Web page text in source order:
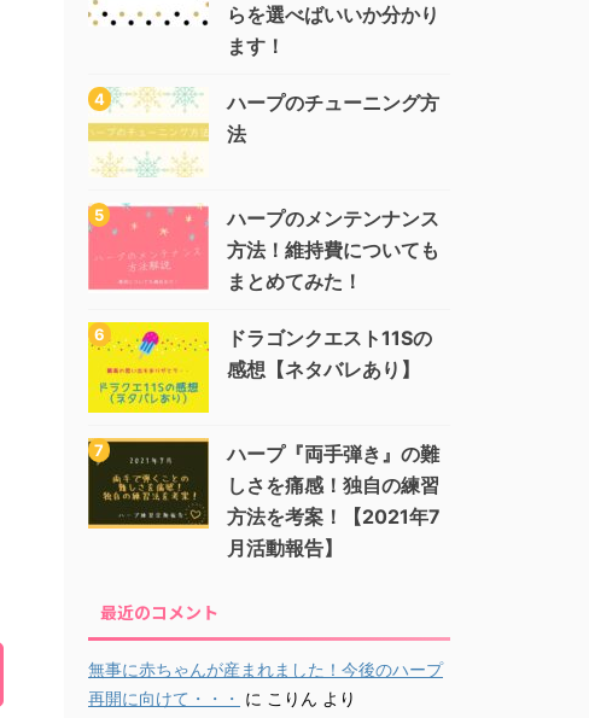
らを選べばいいか分かり
ます！
ハープのチューニング方
法
ハープのメンテンナンス
方法！維持費についても
まとめてみた！
ドラゴンクエスト11Sの
感想【ネタバレあり】
ハープ『両手弾き』の難
しさを痛感！独自の練習
方法を考案！【2021年7
月活動報告】
最近のコメント
無事に赤ちゃんが産まれました！今後のハープ
再開に向けて・・・ に こりん より